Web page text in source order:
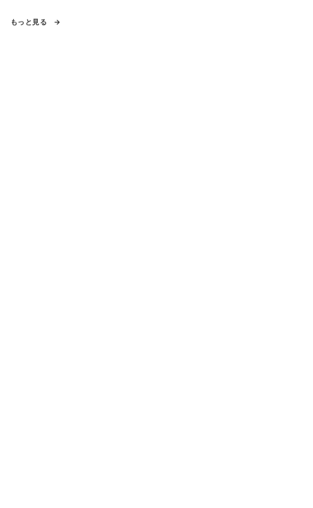
もっと見る